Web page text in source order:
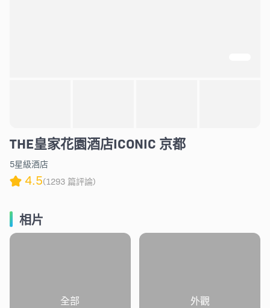
THE皇家花園酒店ICONIC 京都
5星級酒店
4.5(1293 篇評論)
相片
全部 外觀